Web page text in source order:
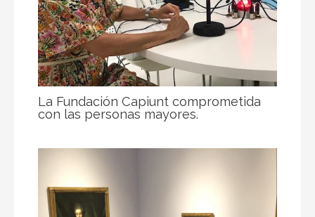
La Fundación Capiunt comprometida
con las personas mayores.